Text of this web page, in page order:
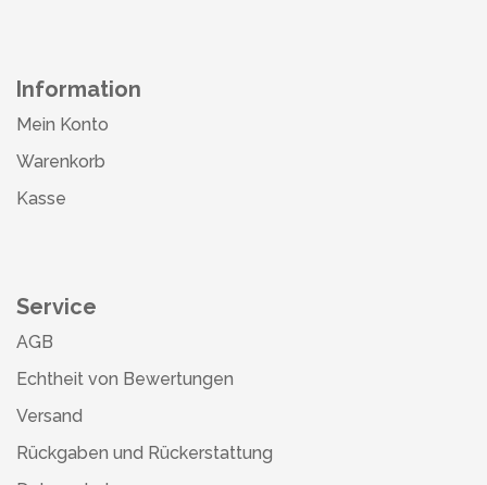
Information
Mein Konto
Warenkorb
Kasse
Service
AGB
Echtheit von Bewertungen
Versand
Rückgaben und Rückerstattung